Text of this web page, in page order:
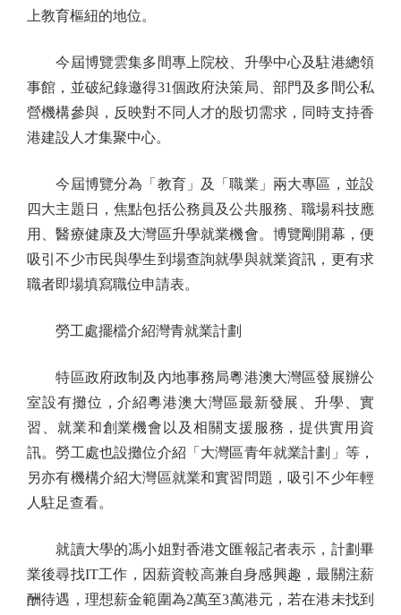
上教育樞紐的地位。
今屆博覽雲集多間專上院校、升學中心及駐港總領
事館，並破紀錄邀得31個政府決策局、部門及多間公私
營機構參與，反映對不同人才的殷切需求，同時支持香
港建設人才集聚中心。
今屆博覽分為「教育」及「職業」兩大專區，並設
四大主題日，焦點包括公務員及公共服務、職場科技應
用、醫療健康及大灣區升學就業機會。博覽剛開幕，便
吸引不少市民與學生到場查詢就學與就業資訊，更有求
職者即場填寫職位申請表。
勞工處擺檔介紹灣青就業計劃
特區政府政制及內地事務局粵港澳大灣區發展辦公
室設有攤位，介紹粵港澳大灣區最新發展、升學、實
習、就業和創業機會以及相關支援服務，提供實用資
訊。勞工處也設攤位介紹「大灣區青年就業計劃」等，
另亦有機構介紹大灣區就業和實習問題，吸引不少年輕
人駐足查看。
就讀大學的馮小姐對香港文匯報記者表示，計劃畢
業後尋找IT工作，因薪資較高兼自身感興趣，最關注薪
酬待遇，理想薪金範圍為2萬至3萬港元，若在港未找到